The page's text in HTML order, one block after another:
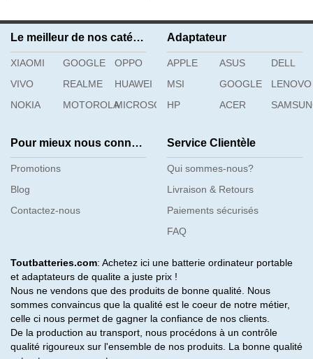
Le meilleur de nos catégories
XIAOMI GOOGLE
OPPO
VIVO
REALME
HUAWEI
NOKIA
MOTOROLAMICROSOFT
Adaptateur
APPLE ASUS
DELL
MSI
GOOGLE
LENOVO
HP
ACER
Pour mieux nous connaître
Promotions
Blog
Contactez-nous
Service Clientèle
Qui sommes-nous?
Livraison & Retours
Paiements sécurisés
FAQ
Toutbatteries.com: Achetez ici une batterie ordinateur portable
et adaptateurs de qualite a juste prix !
Nous ne vendons que des produits de bonne qualité. Nous
sommes convaincus que la qualité est le coeur de notre métier,
celle ci nous permet de gagner la confiance de nos clients.
De la production au transport, nous procédons à un contrôle
qualité rigoureux sur l'ensemble de nos produits. La bonne qualité